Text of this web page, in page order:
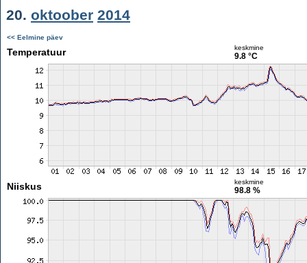
20. oktoober 2014
<< Eelmine päev
Temperatuur keskmine
9.8 °C
Niiskus keskmine
98.8 %